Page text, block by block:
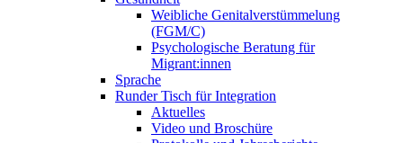
Weibliche Genitalverstümmelung
(FGM/C)
Psychologische Beratung für
Migrant:innen
Sprache
Runder Tisch für Integration
Aktuelles
Video und Broschüre